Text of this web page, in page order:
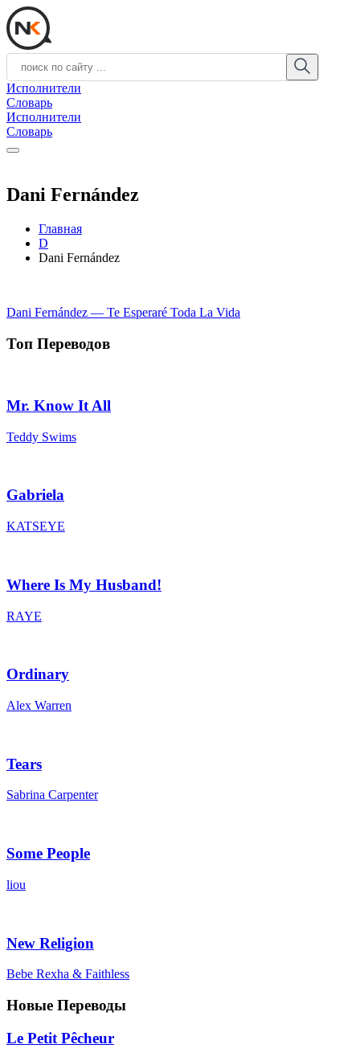
Исполнители
Словарь
Исполнители
Словарь
Dani Fernández
Главная
D
Dani Fernández
Dani Fernández — Te Esperaré Toda La Vida
Топ Переводов
Mr. Know It All
Teddy Swims
Gabriela
KATSEYE
Where Is My Husband!
RAYE
Ordinary
Alex Warren
Tears
Sabrina Carpenter
Some People
liou
New Religion
Bebe Rexha & Faithless
Новые Переводы
Le Petit Pêcheur